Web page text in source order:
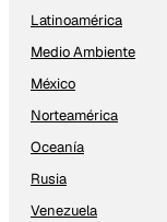
Latinoamérica
Medio Ambiente
México
Norteamérica
Oceanía
Rusia
Venezuela